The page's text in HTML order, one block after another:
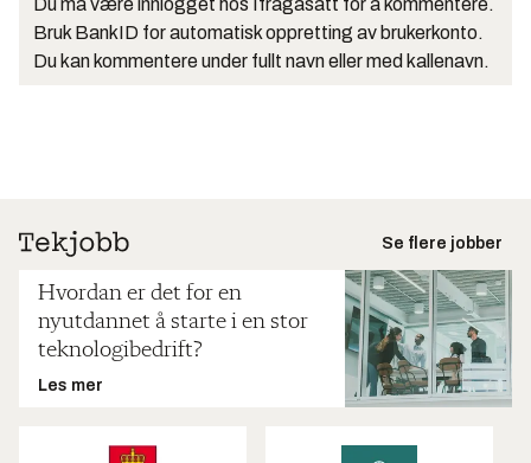
Bruk BankID for automatisk oppretting av brukerkonto.
Du kan kommentere under fullt navn eller med kallenavn.
Se flere jobber
Hvordan er det for en
nyutdannet å starte i en stor
teknologibedrift?
Les mer